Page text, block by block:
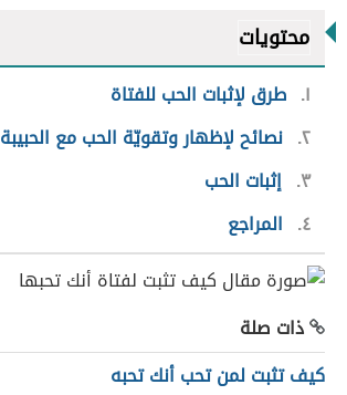
محتويات
١ طرق لإثبات الحب للفتاة
٢ نصائح لإظهار وتقويّة الحب مع الحبيبة
٣ إثبات الحب
٤
المراجع
ذات صلة
كيف تثبت لمن تحب أنك تحبه